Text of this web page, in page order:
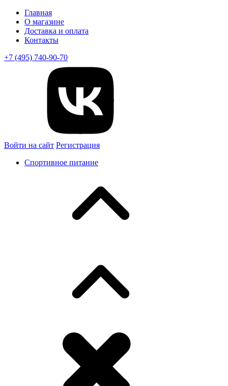
Главная
О магазине
Доставка и оплата
Контакты
+7 (495) 740-90-70
Войти на сайт Регистрация
Спортивное питание